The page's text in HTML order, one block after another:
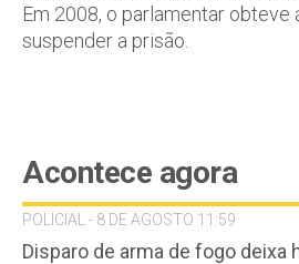
Em 2008, o parlamentar obteve
suspender a prisão.
Acontece agora
POLICIAL - 8 DE AGOSTO 11:59
Disparo de arma de fogo deixa